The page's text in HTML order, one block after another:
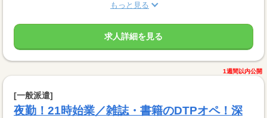
もっと見る
求人詳細を見る
1週間以内公開
[一般派遣]
夜勤！21時始業／雑誌・書籍のDTPオペ！深